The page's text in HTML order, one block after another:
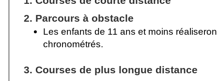
2. Parcours à obstacle
Les enfants de 11 ans et moins
chronométrés.
3. Courses de plus longue distance